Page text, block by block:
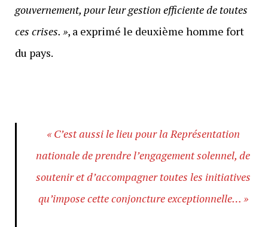
gouvernement, pour leur gestion efficiente de toutes
ces crises. », a exprimé le deuxième homme fort
du pays.
« C’est aussi le lieu pour la Représentation
nationale de prendre l’engagement solennel, de
soutenir et d’accompagner toutes les initiatives
qu’impose cette conjoncture exceptionnelle… »